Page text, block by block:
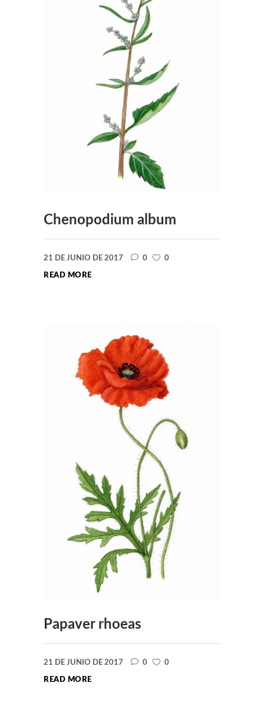
Chenopodium album
21 DE JUNIO DE 2017 0 0
READ MORE
Papaver rhoeas
21 DE JUNIO DE 2017 0 0
READ MORE